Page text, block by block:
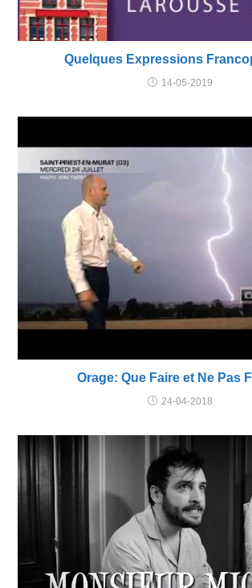
Quelques Expressions
14-05-2019
Orage: Que Faire et Ne Pas
24-04-2018